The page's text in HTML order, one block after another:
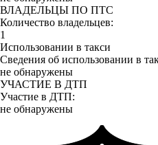
ВЛАДЕЛЬЦЫ ПО ПТС
Количество владельцев:
1
Использовании в такси
Сведения об использовании в
не обнаружены
УЧАСТИЕ В ДТП
Участие в ДТП:
не обнаружены